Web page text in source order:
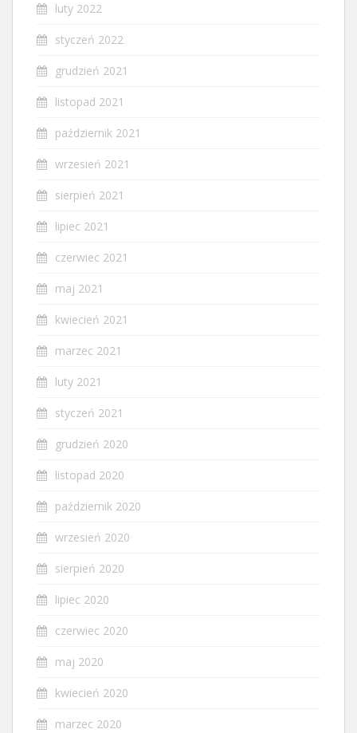
luty 2022
styczeń 2022
grudzień 2021
listopad 2021
październik 2021
wrzesień 2021
sierpień 2021
lipiec 2021
czerwiec 2021
maj 2021
kwiecień 2021
marzec 2021
luty 2021
styczeń 2021
grudzień 2020
listopad 2020
październik 2020
wrzesień 2020
sierpień 2020
lipiec 2020
czerwiec 2020
maj 2020
kwiecień 2020
marzec 2020